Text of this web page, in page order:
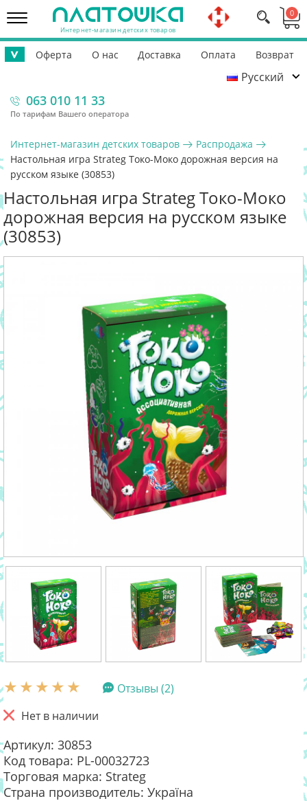
> Оферта О нас Доставка Оплата
Возврат
Помощь ВСУ
Русский
063 010 11 33
По тарифам Вашего оператора
Интернет-магазин детских товаров
0
Интернет-магазин детских товаров
Распродажа
Настольная игра Strateg Токо-Моко дорожная версия на
русском языке (30853)
Настольная игра Strateg Токо-Моко
дорожная версия на русском языке
(30853)
Отзывы (2)
Нет в наличии
Артикул: 30853
Код товара: PL-00032723
Торговая марка: Strateg
Страна производитель: Україна